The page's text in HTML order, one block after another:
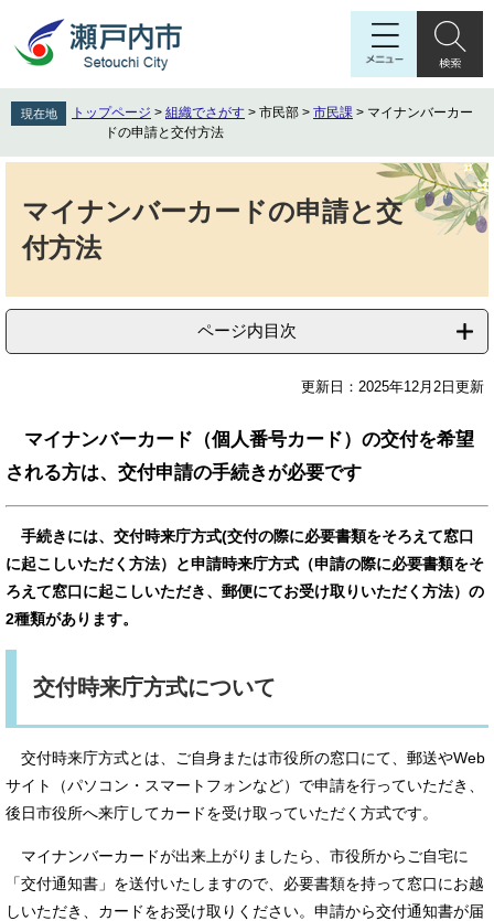
先
頭
を
飛
現在地 トップページ > 組織でさがす > 市民部 > 市民課 > マイナンバーカー
ドの申請と交付方法
マイナンバーカードの申請と交
付方法
ページ内目次
更新日：2025年12月2日更新
マイナンバーカード（個人番号カード）の交付を希望
される方は、交付申請の手続きが必要です
手続きには、 交付時来庁方式(交付の際に必要書類をそろえて窓口
に起こしいただく方法）と申請時来庁方式 （申請の際に必要書類をそ
ろえて窓口に起こしいただき、郵便にてお受け取りいただく方法）の
2種類があります。
交付時来庁方式について
交付時来庁方式とは、ご自身または市役所の窓口にて、郵送やWeb
サイト（パソコン・スマートフォンなど）で申請を行っていただき、
後日市役所へ来庁してカードを受け取っていただく方式です。
マイナンバーカードが出来上がりましたら、市役所からご自宅に
「交付通知書」を送付いたしますので、必要書類を持って窓口にお越
しいただき、カードをお受け取りください。申請から交付通知書が届